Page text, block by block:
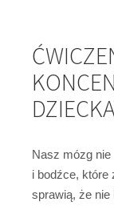
Nasz mózg
i bodźce, które
sprawią, że